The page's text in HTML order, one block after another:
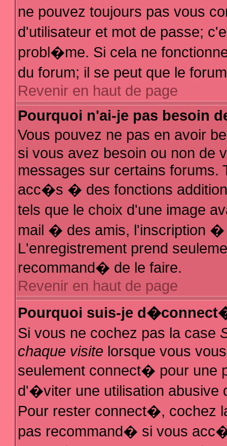
ne pouvez toujours pas vous
d'utilisateur et mot de passe;
probl�me. Si cela ne
du forum; il se peut que le
Revenir en haut de page
Pourquoi n'ai-je pas besoin
Vous pouvez ne pas en avoir
si vous avez besoin ou non de
messages sur certains forums.
acc�s � des fonctions
tels que le choix d'une image
mail � des amis, l'inscription �
L'enregistrement prend
recommand� de le faire.
Revenir en haut de page
Pourquoi suis-je
Si vous ne cochez pas la case
chaque visite lorsque vous
seulement connect� pour
d'�viter une utilisation abusive
Pour rester connect�, cochez
pas recommand� si vous